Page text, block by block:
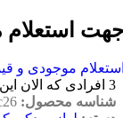
استعلام
موجودی و
3 افرادی که الان
شناسه محصول: